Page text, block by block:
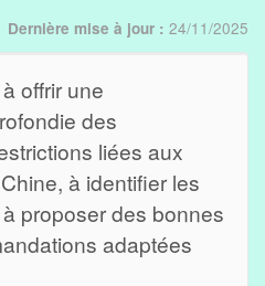
Dernière mise à jour : 24/11/2025
offrir une
des
liées aux
à identifier les
proposer des bonnes
adaptées